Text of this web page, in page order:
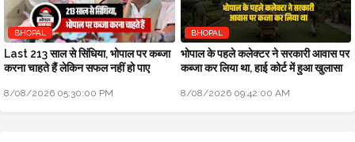
BHOPAL
Last 213 साल से सिंधिया, भोपाल पर कब्जा
करना चाहते हैं लेकिन सफल नहीं हो पाए
8/08/2026 05:30:00 PM
BHOPAL
भोपाल के पहले कलेक्टर ने सरकारी आवास पर
कब्जा कर लिया था, हाई कोर्ट में हुआ खुलासा
8/08/2026 09:42:00 AM